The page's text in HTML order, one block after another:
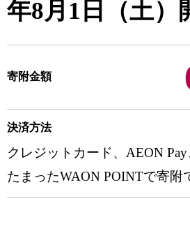
年8月1日（土）
寄附金額
決済方法
クレジットカード、AEON
たまったWAON POINTで寄附